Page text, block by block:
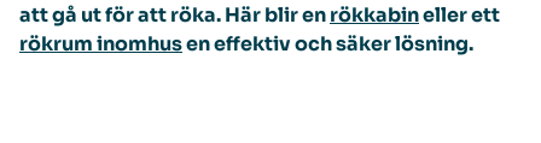
att gå ut för att röka. Här blir enrökkabineller ett
rökrum inomhusen effektiv och säker lösning.